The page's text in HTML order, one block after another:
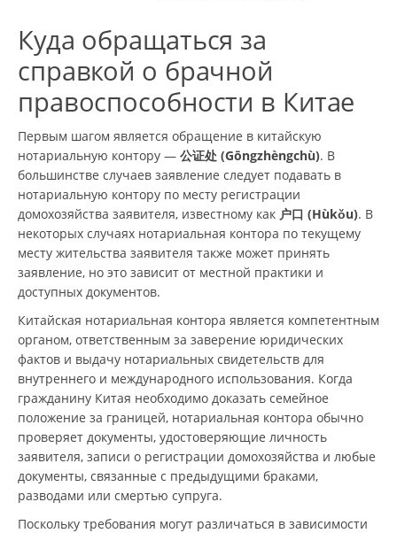
Куда обращаться за
справкой о брачной
правоспособности в Китае
Первым шагом является обращение в китайскую
нотариальную контору — 公证处 (Gōngzhèngchù). В
большинстве случаев заявление следует подавать в
нотариальную контору по месту регистрации
домохозяйства заявителя, известному как 户口 (Hùkǒu). В
некоторых случаях нотариальная контора по текущему
месту жительства заявителя также может принять
заявление, но это зависит от местной практики и
доступных документов.
Китайская нотариальная контора является компетентным
органом, ответственным за заверение юридических
фактов и выдачу нотариальных свидетельств для
внутреннего и международного использования. Когда
гражданину Китая необходимо доказать семейное
положение за границей, нотариальная контора обычно
проверяет документы, удостоверяющие личность
заявителя, записи о регистрации домохозяйства и любые
документы, связанные с предыдущими браками,
разводами или смертью супруга.
Поскольку требования могут различаться в зависимости